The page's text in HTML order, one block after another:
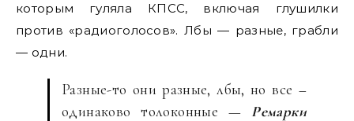
которым гуляла КПСС, включая глушилки
против «радиоголосов». Лбы — разные, грабли
— одни.
Разные-то они разные, лбы, но все –
одинаково толоконные — Ремарки